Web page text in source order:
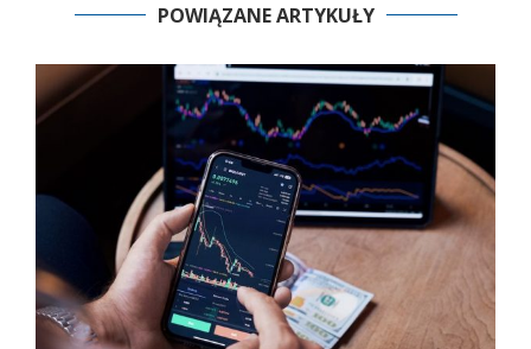
POWIĄZANE ARTYKUŁY